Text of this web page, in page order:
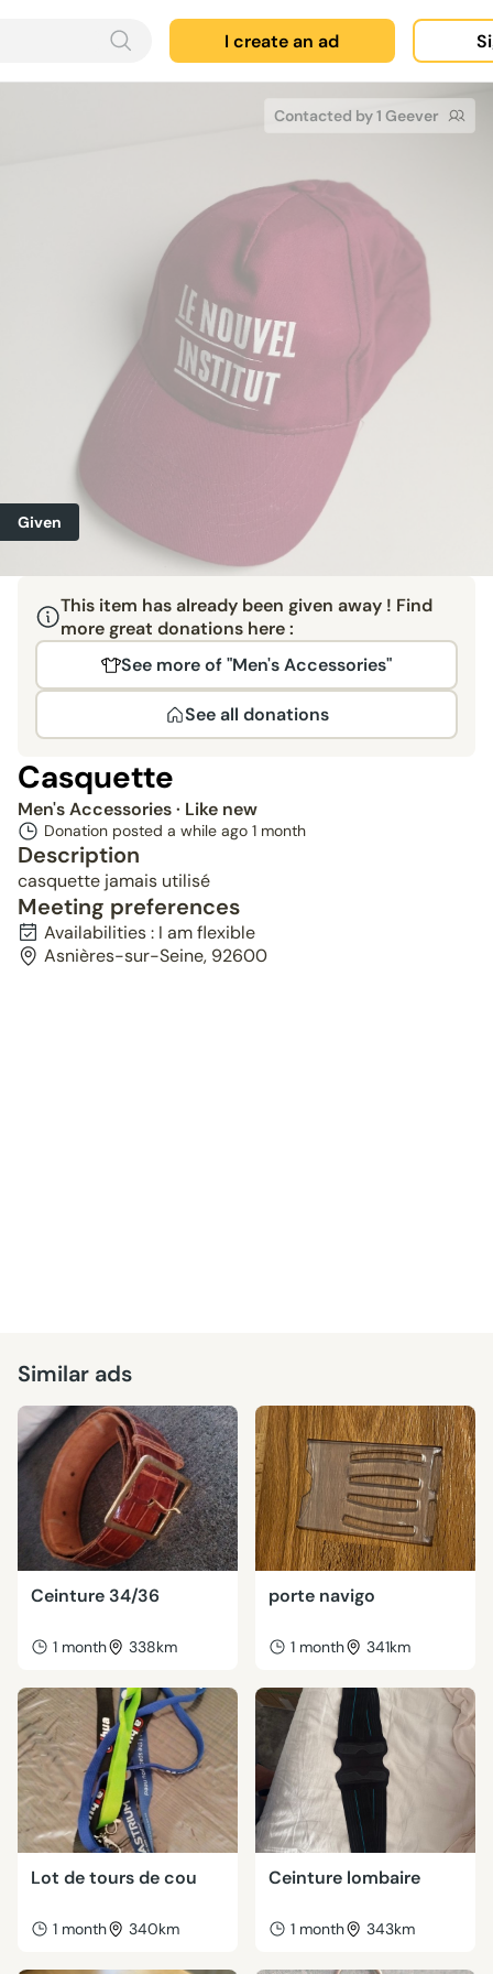
I create an ad
Contacted by 1 Geever
Given
This item has already been given away ! Find
more great donations here :
See more of "Men's Accessories"
See all donations
Casquette
Men's Accessories· Like new
Donation posted a while ago 1 month
Description
casquette jamais utilisé
Meeting preferences
Availabilities : I am flexible
Asnières-sur-Seine, 92600
Similar ads
Ceinture 34/36
1 month 338km
porte navigo
1 month 341km
Lot de tours de cou
1 month 340km
Ceinture lombaire
1 month 343km